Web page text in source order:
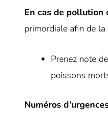
En cas de pollution
primordiale afin de
Prenez note
poissons
Numéros